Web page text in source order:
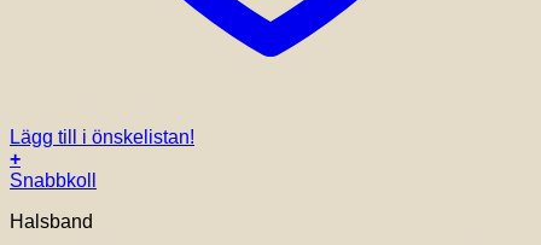
Lägg till i önskelistan!
+
Snabbkoll
Halsband